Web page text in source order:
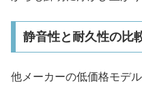
静音性と耐久性の比
他メーカーの低価格モデ